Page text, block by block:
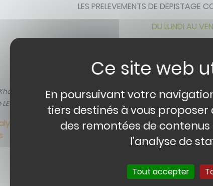
LES PRELEVEMENTS DE DEPISTAGE
DU LUNDI AU
AU CENTRE DE
Khelil
LEGAL
de dépistages de COVID19 désormais
VOUS VENEZ POUR
En poursuivant votre
tiers destinés à vous
des remontées de
l'analyse de
Tout accepter